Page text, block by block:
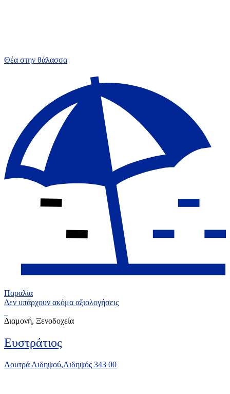
Θέα στην θάλασσα
Παραλία
Δεν υπάρχουν ακόμα αξιολογήσεις
Διαμονή, Ξενοδοχεία
Eυστράτιος
Λουτρά Αιδηψού,Αιδηψός 343 00